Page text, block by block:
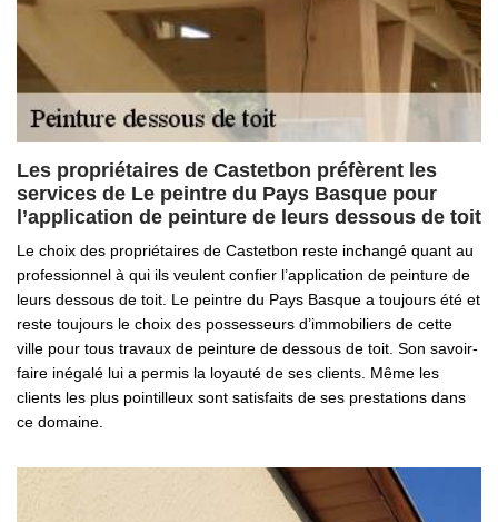
Les propriétaires de Castetbon préfèrent les
services de Le peintre du Pays Basque pour
l’application de peinture de leurs dessous de toit
Le choix des propriétaires de Castetbon reste inchangé quant au
professionnel à qui ils veulent confier l’application de peinture de
leurs dessous de toit. Le peintre du Pays Basque a toujours été et
reste toujours le choix des possesseurs d’immobiliers de cette
ville pour tous travaux de peinture de dessous de toit. Son savoir-
faire inégalé lui a permis la loyauté de ses clients. Même les
clients les plus pointilleux sont satisfaits de ses prestations dans
ce domaine.